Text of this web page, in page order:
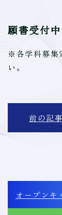
願書受付中
※各学科募集
い。
前の記事
オープンキ